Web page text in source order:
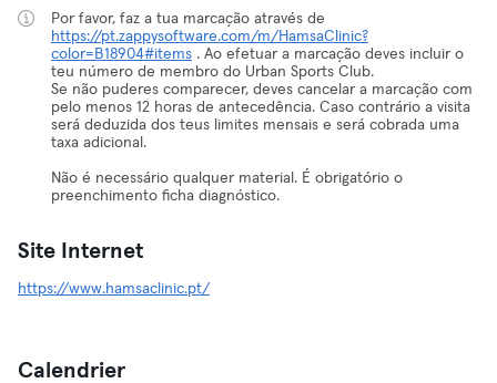
Por favor, faz a tua marcação através de
https://pt.zappysoftware.com/m/HamsaClinic?
color=B18904#items . Ao efetuar a marcação deves incluir o
teu número de membro do Urban Sports Club.
Se não puderes comparecer, deves cancelar a marcação com
pelo menos 12 horas de antecedência. Caso contrário a visita
será deduzida dos teus limites mensais e será cobrada uma
taxa adicional.
Não é necessário qualquer material. É obrigatório o
preenchimento ficha diagnóstico.
Site Internet
https://www.hamsaclinic.pt/
Calendrier